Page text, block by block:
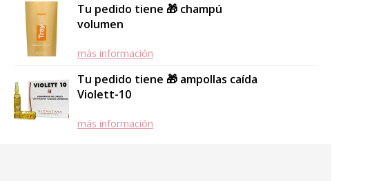
Tu pedido tiene 🎁 champú
volumen
más información
Tu pedido tiene 🎁 ampollas caída
Violett-10
más información